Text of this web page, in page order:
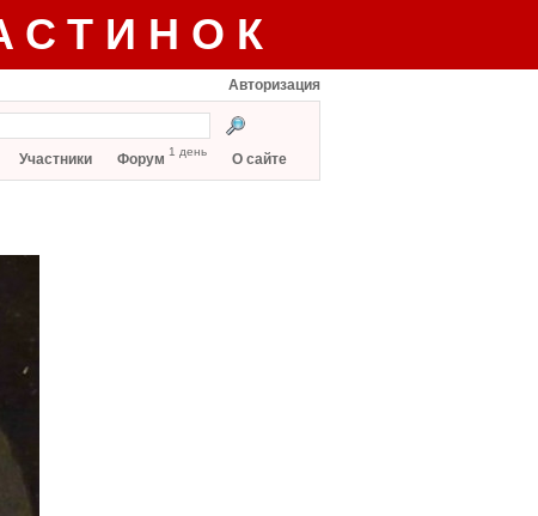
Авторизация
Участники Форум 1 день О сайте